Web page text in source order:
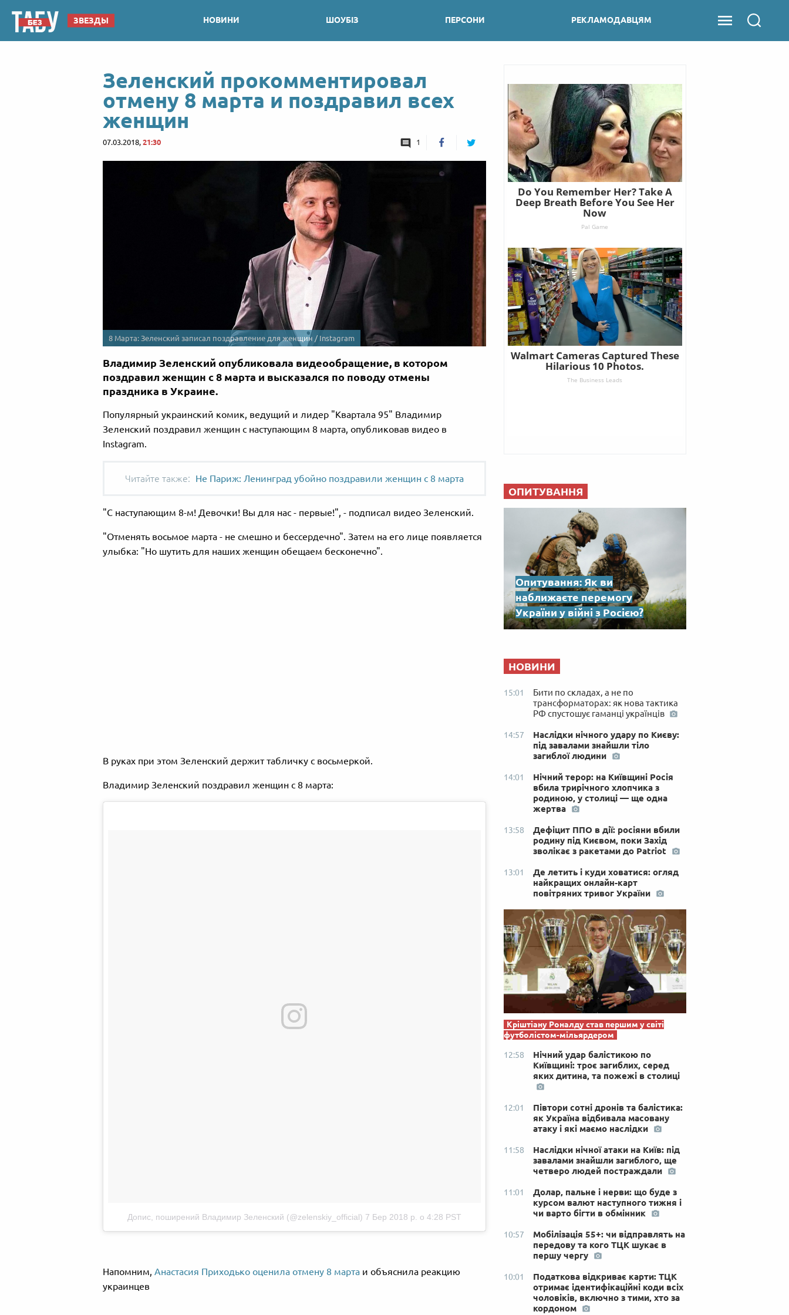
ЗВЕЗДЫ НОВИНИ ШОУБІЗ ПЕРСОНИ РЕКЛАМОДАВЦЯМ
Зеленский прокомментировал
отмену 8 марта и поздравил всех
женщин
07.03.2018, 21:30 1
8 Марта: Зеленский записал поздравление для женщин / Instagram
Владимир Зеленский опубликовала видеообращение, в котором
поздравил женщин с 8 марта и высказался по поводу отмены
праздника в Украине.
Популярный украинский комик, ведущий и лидер "Квартала 95" Владимир
Зеленский поздравил женщин с наступающим 8 марта, опубликовав видео в
Instagram.
Не Париж: Ленинград убойно поздравили женщин с 8 марта
"С наступающим 8-м! Девочки! Вы для нас - первые!", - подписал видео Зеленский.
"Отменять восьмое марта - не смешно и бессердечно". Затем на его лице появляется
улыбка: "Но шутить для наших женщин обещаем бесконечно".
В руках при этом Зеленский держит табличку с восьмеркой.
Владимир Зеленский поздравил женщин с 8 марта:
Допис, поширений Владимир Зеленский (@zelenskiy_official) 7 Бер 2018 р. о 4:28 PST
Напомним, Анастасия Приходько оценила отмену 8 марта и объяснила реакцию
украинцев
ОПИТУВАННЯ
Опитування: Як ви
наближаєте перемогу
України у війні з Росією?
НОВИНИ
15:01
Бити по складах, а не по
трансформаторах: як нова тактика
РФ спустошує гаманці українців
14:57
Наслідки нічного удару по Києву:
під завалами знайшли тіло
загиблої людини
14:01
Нічний терор: на Київщині Росія
вбила трирічного хлопчика з
родиною, у столиці — ще одна
жертва
13:58
Дефіцит ППО в дії: росіяни вбили
родину під Києвом, поки Захід
зволікає з ракетами до Patriot
13:01
Де летить і куди ховатися: огляд
найкращих онлайн-карт
повітряних тривог України
Кріштіану Роналду став першим у світі
футболістом-мільярдером
12:58
Нічний удар балістикою по
Київщині: троє загиблих, серед
яких дитина, та пожежі в столиці
12:01
Півтори сотні дронів та балістика:
як Україна відбивала масовану
атаку і які маємо наслідки
11:58
Наслідки нічної атаки на Київ: під
завалами знайшли загиблого, ще
четверо людей постраждали
11:01
Долар, пальне і нерви: що буде з
курсом валют наступного тижня і
чи варто бігти в обмінник
10:57
Мобілізація 55+: чи відправлять на
передову та кого ТЦК шукає в
першу чергу
10:01
Податкова відкриває карти: ТЦК
отримає ідентифікаційні коди всіх
чоловіків, включно з тими, хто за
кордоном